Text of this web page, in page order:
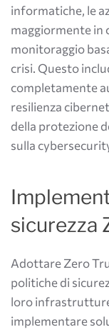
informatiche, le
maggiormente in
monitoraggio
crisi. Questo
completamente
resilienza
della protezione
sulla
sicurezza
Adottare Zero
politiche di
loro
implementare